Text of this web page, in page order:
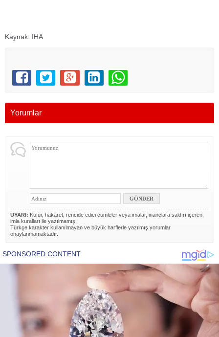
Kaynak: IHA
Yorumlar
UYARI: Küfür, hakaret, rencide edici cümleler veya imalar, inançlara saldırı içeren,
imla kuralları ile yazılmamış,
Türkçe karakter kullanılmayan ve büyük harflerle yazılmış yorumlar
onaylanmamaktadır.